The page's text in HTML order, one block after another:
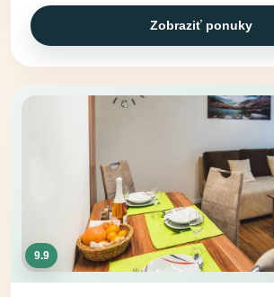
Zobraziť ponuky
9.9